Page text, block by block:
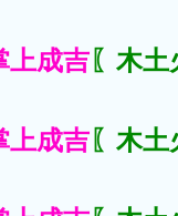
上成吉 〖木
上成吉 〖木